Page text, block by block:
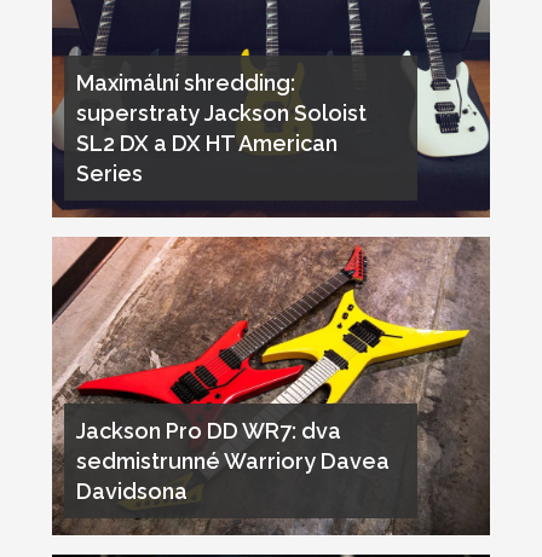
Maximální shredding:
superstraty Jackson Soloist
SL2 DX a DX HT American
Series
Jackson Pro DD WR7: dva
sedmistrunné Warriory Davea
Davidsona